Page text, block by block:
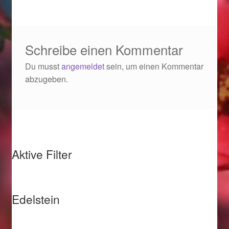
Ostergeschenke finden für Ostern 2020
Ostergeschenke finden für Ostern 2021
Partner
Shop
Startseite
Schreibe einen Kommentar
Du musstangemeldetsein, um einen Kommentar
abzugeben.
Aktive Filter
Edelstein